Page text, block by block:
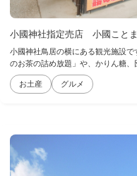
小國神社指定売店 小國こと
小國神社鳥居の横にある観光施設
のお茶の詰め放題」や、かりん糖、
お土産 グルメ